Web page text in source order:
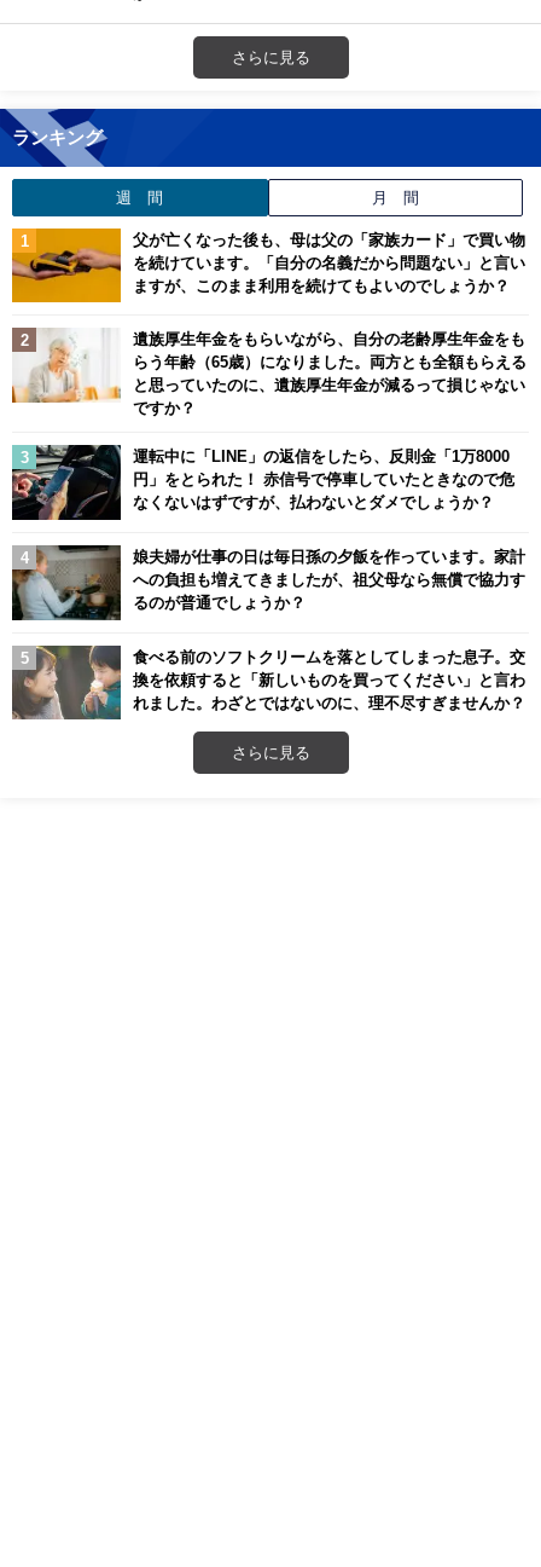
さらに見る
ランキング
週 間 月 間
父が亡くなった後も、母は父の「家族カード」で買い物
を続けています。「自分の名義だから問題ない」と言い
ますが、このまま利用を続けてもよいのでしょうか？
遺族厚生年金をもらいながら、自分の老齢厚生年金をも
らう年齢（65歳）になりました。両方とも全額もらえる
と思っていたのに、遺族厚生年金が減るって損じゃない
ですか？
運転中に「LINE」の返信をしたら、反則金「1万8000
円」をとられた！ 赤信号で停車していたときなので危
なくないはずですが、払わないとダメでしょうか？
娘夫婦が仕事の日は毎日孫の夕飯を作っています。家計
への負担も増えてきましたが、祖父母なら無償で協力す
るのが普通でしょうか？
食べる前のソフトクリームを落としてしまった息子。交
換を依頼すると「新しいものを買ってください」と言わ
れました。わざとではないのに、理不尽すぎませんか？
さらに見る